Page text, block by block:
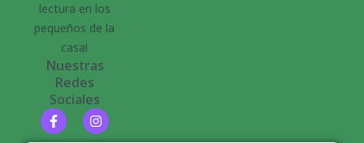
lectura en los
pequeños de la
casa!
Nuestras
Redes
Sociales